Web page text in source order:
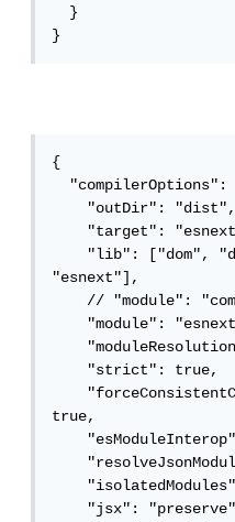
  }
}
{
  "compilerOptions": {
    "outDir": "dist",
    "target": "esnext",
    "lib": ["dom", "dom.iterable",
"esnext"],
    // "module": "commonjs",
    "module": "esnext",
    "moduleResolution": "node",
    "strict": true,
    "forceConsistentCasingInFileNames":
true,
    "esModuleInterop": true,
    "resolveJsonModule": true,
    "isolatedModules": true,
    "jsx": "preserve",